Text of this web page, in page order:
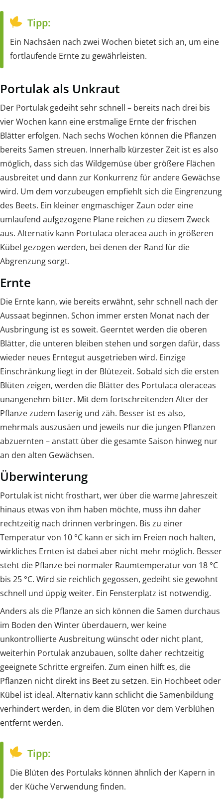
Tipp:
Ein Nachsäen nach zwei Wochen bietet sich an, um eine
fortlaufende Ernte zu gewährleisten.
Portulak als Unkraut
Der Portulak gedeiht sehr schnell – bereits nach drei bis
vier Wochen kann eine erstmalige Ernte der frischen
Blätter erfolgen. Nach sechs Wochen können die Pflanzen
bereits Samen streuen. Innerhalb kürzester Zeit ist es also
möglich, dass sich das Wildgemüse über größere Flächen
ausbreitet und dann zur Konkurrenz für andere Gewächse
wird. Um dem vorzubeugen empfiehlt sich die Eingrenzung
des Beets. Ein kleiner engmaschiger Zaun oder eine
umlaufend aufgezogene Plane reichen zu diesem Zweck
aus. Alternativ kann Portulaca oleracea auch in größeren
Kübel gezogen werden, bei denen der Rand für die
Abgrenzung sorgt.
Ernte
Die Ernte kann, wie bereits erwähnt, sehr schnell nach der
Aussaat beginnen. Schon immer ersten Monat nach der
Ausbringung ist es soweit. Geerntet werden die oberen
Blätter, die unteren bleiben stehen und sorgen dafür, dass
wieder neues Erntegut ausgetrieben wird. Einzige
Einschränkung liegt in der Blütezeit. Sobald sich die ersten
Blüten zeigen, werden die Blätter des Portulaca oleraceas
unangenehm bitter. Mit dem fortschreitenden Alter der
Pflanze zudem faserig und zäh. Besser ist es also,
mehrmals auszusäen und jeweils nur die jungen Pflanzen
abzuernten – anstatt über die gesamte Saison hinweg nur
an den alten Gewächsen.
Überwinterung
Portulak ist nicht frosthart, wer über die warme Jahreszeit
hinaus etwas von ihm haben möchte, muss ihn daher
rechtzeitig nach drinnen verbringen. Bis zu einer
Temperatur von 10 °C kann er sich im Freien noch halten,
wirkliches Ernten ist dabei aber nicht mehr möglich. Besser
steht die Pflanze bei normaler Raumtemperatur von 18 °C
bis 25 °C. Wird sie reichlich gegossen, gedeiht sie gewohnt
schnell und üppig weiter. Ein Fensterplatz ist notwendig.
Anders als die Pflanze an sich können die Samen durchaus
im Boden den Winter überdauern, wer keine
unkontrollierte Ausbreitung wünscht oder nicht plant,
weiterhin Portulak anzubauen, sollte daher rechtzeitig
geeignete Schritte ergreifen. Zum einen hilft es, die
Pflanzen nicht direkt ins Beet zu setzen. Ein Hochbeet oder
Kübel ist ideal. Alternativ kann schlicht die Samenbildung
verhindert werden, in dem die Blüten vor dem Verblühen
entfernt werden.
Tipp:
Die Blüten des Portulaks können ähnlich der Kapern in
der Küche Verwendung finden.